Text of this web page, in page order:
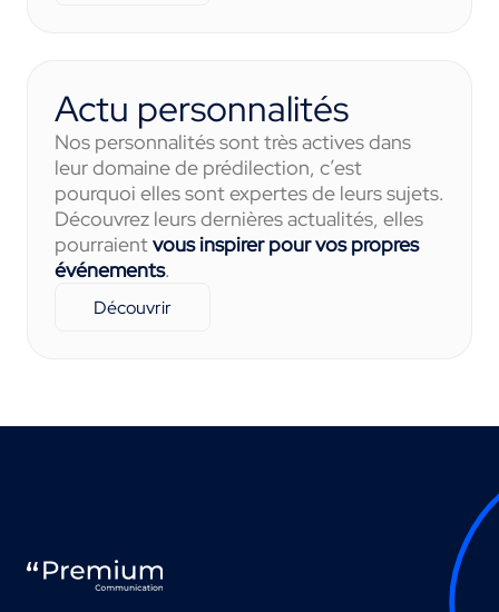
Actu personnalités
Nos personnalités sont très actives dans
leur domaine de prédilection, c’est
pourquoi elles sont expertes de leurs sujets.
Découvrez leurs dernières actualités, elles
pourraientvous inspirer pour vos propres
événements.
Découvrir